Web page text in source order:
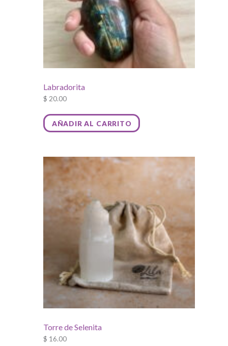
Labradorita
$ 20.00
AÑADIR AL CARRITO
Torre de Selenita
$ 16.00